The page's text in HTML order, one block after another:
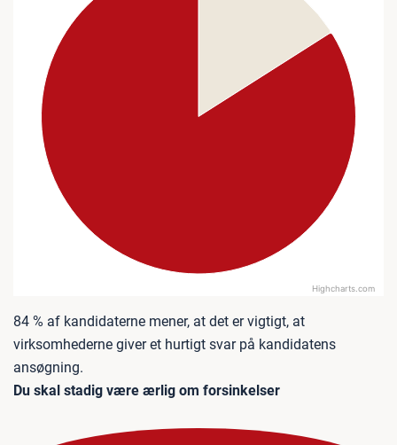
View as data table, Chart
Highcharts.com
84 % af kandidaterne mener, at det er vigtigt, at
virksomhederne giver et hurtigt svar på kandidatens
ansøgning.
Du skal stadig være ærlig om forsinkelser